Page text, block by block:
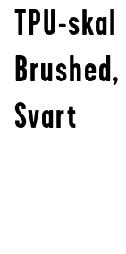
TPU-skal
Brushed,
Svart